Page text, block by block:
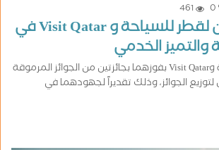
0
461
جائزتان دوليتان لقطر للسياحة و Visit Qatar في
والتميز الخدمي
احتفلت قطر للسياحة وVisit Qatar بفوزهما بجائزتين من الجوائز المرموقة
الجوائز، وذلك تقديراً لجهودهما في